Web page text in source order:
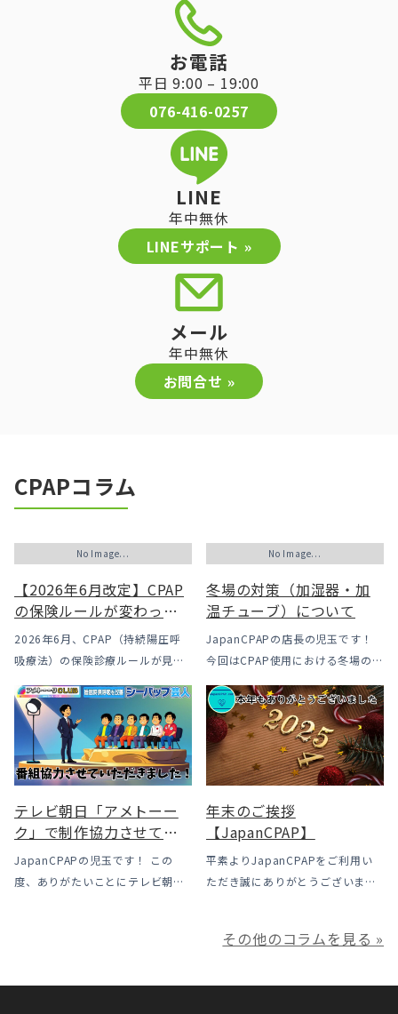
お電話
平日 9:00 – 19:00
076-416-0257
LINE
年中無休
LINEサポート »
メール
年中無休
お問合せ »
CPAPコラム
No Image...
【2026年6月改定】CPAP
の保険ルールが変わった
｜CPAPが使えなくなるか
も？変更のメリット・デ
う選択肢
2026年6月、CPAP（持続陽圧呼
吸療法）の保険診療ルールが見直
ルは下がった一方で、「続ける」
ための条件はこれまでより厳しく
なっています。この記事では、何
がどう変わったのかを患者様の立
場で […]
No Image...
冬場の対策（加湿器・加
温チューブ）について
JapanCPAPの店長の児玉です！
今回はCPAP使用における冬場のよ
露」についてのお話をさせて頂き
ます。 我々の拠点の北陸はCPAP
使用時に「乾燥・寒さ・結露」が
起こりやすい地域です、その […]
テレビ朝日「アメトーー
ク」で制作協力させてい
ただきました
JapanCPAPの児玉です！ この
度、ありがたいことにテレビ朝日
ク様は長い歴史があり、私も大
年末のご挨拶
【JapanCPAP】
平素よりJapanCPAPをご利用い
ただき誠にありがとうございま
利用いただき本当にありがとうご
満足いただけるサービスを提供さ
その他のコラムを見る »